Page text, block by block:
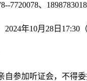
7720078、
年10月28日17:30
自参加听证会，不得